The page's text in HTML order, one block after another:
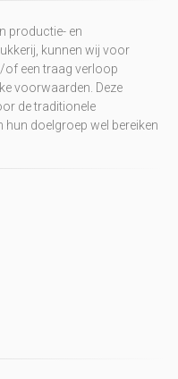
productie- en
kunnen wij voor
of een traag verloop
voorwaarden. Deze
de traditionele
doelgroep wel bereiken